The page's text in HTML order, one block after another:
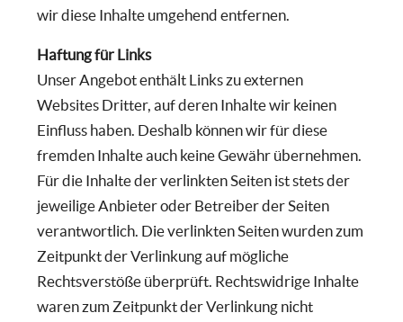
wir diese Inhalte umgehend entfernen.
Haftung für Links
Unser Angebot enthält Links zu externen
Websites Dritter, auf deren Inhalte wir keinen
Einfluss haben. Deshalb können wir für diese
fremden Inhalte auch keine Gewähr übernehmen.
Für die Inhalte der verlinkten Seiten ist stets der
jeweilige Anbieter oder Betreiber der Seiten
verantwortlich. Die verlinkten Seiten wurden zum
Zeitpunkt der Verlinkung auf mögliche
Rechtsverstöße überprüft. Rechtswidrige Inhalte
waren zum Zeitpunkt der Verlinkung nicht